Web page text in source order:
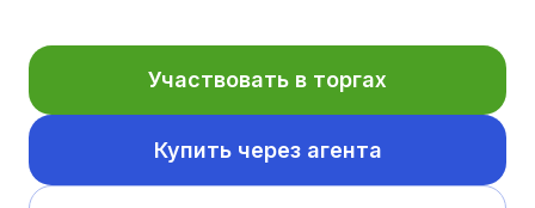
Участвовать в торгах
Купить через агента